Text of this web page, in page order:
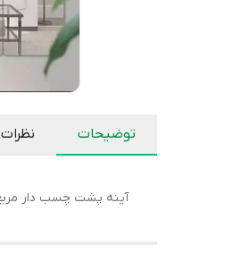
توضیحات نظرات
آینه پشت چسب دار مربع